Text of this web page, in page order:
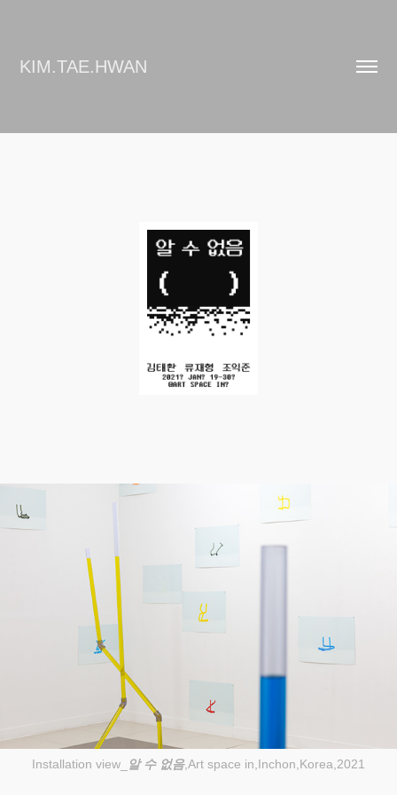
KIM.TAE.HWAN
Installation view_ 알 수 없음,Art space in,Inchon,Korea,2021